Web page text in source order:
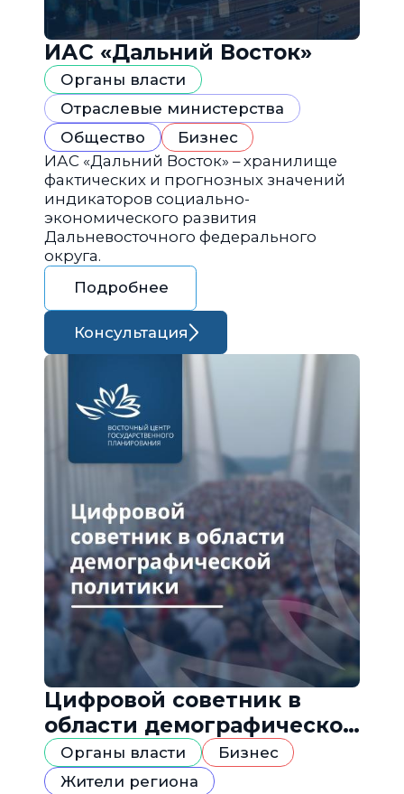
ИАС «Дальний Восток»
Органы власти
Отраслевые министерства
Общество
Бизнес
ИАС «Дальний Восток» – хранилище
фактических и прогнозных значений
индикаторов социально-
экономического развития
Дальневосточного федерального
округа.
Подробнее
Консультация
Цифровой советник в
области демографической
политики
Органы власти
Бизнес
Жители региона